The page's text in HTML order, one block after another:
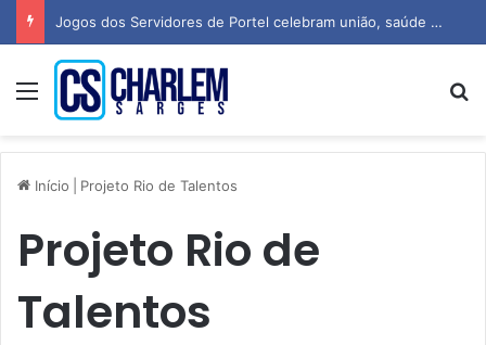
Jogos dos Servidores de Portel celebram união, saúde e espírito esportivo
Menu
Início Projeto Rio de Talentos
Projeto Rio de
Talentos